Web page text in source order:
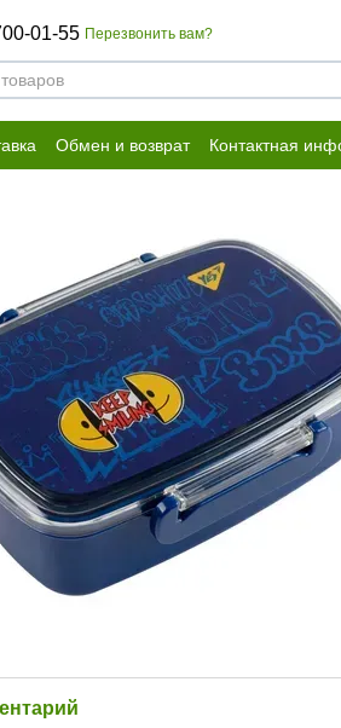
01-55 Перезвонить вам?
Обмен и возврат Контактная
оферты